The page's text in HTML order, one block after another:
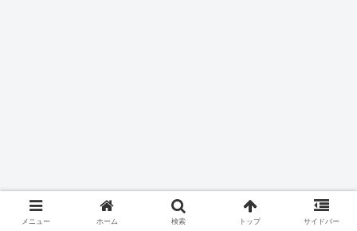
メニュー ホーム 検索 トップ サイドバー